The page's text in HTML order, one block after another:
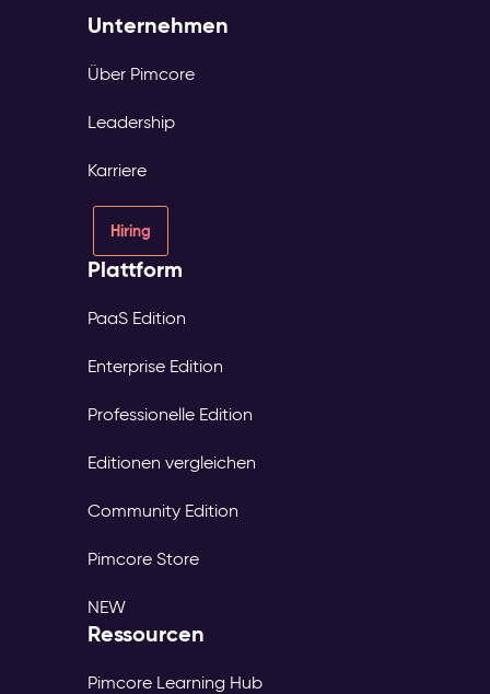
Unternehmen
Über Pimcore
Leadership
Karriere
Hiring
Plattform
PaaS Edition
Enterprise Edition
Professionelle Edition
Editionen vergleichen
Community Edition
Pimcore Store
NEW
Ressourcen
Pimcore Learning Hub